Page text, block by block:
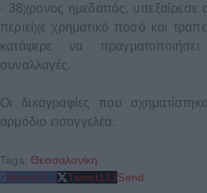
· 38χρονος ημεδαπός,
περιείχε χρηματικό ποσό και
κατάφερε να
συναλλαγές.
Οι δικογραφίες που
αρμόδιο εισαγγελέα.
Tags: Θεσσαλονίκη
Share212 Tweet133Send